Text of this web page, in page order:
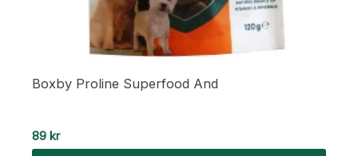
Boxby Proline Superfood And
89 kr